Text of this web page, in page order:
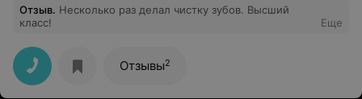
Отзыв. Несколько раз делал чистку зубов. Высший
класс!
Еще
Отзывы2